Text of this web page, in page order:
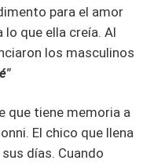
para el amor
lo que ella creía. Al
los masculinos
que tiene memoria a
El chico que llena
días. Cuando